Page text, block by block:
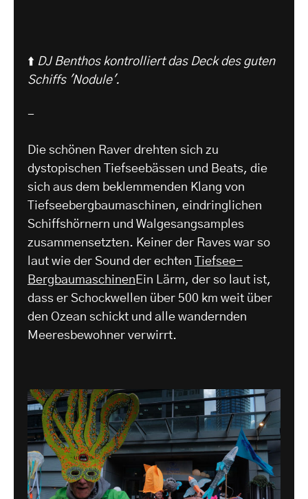
⬆️ DJ Benthos kontrolliert das Deck des guten
Schiffs 'Nodule'.
-
Die schönen Raver drehten sich zu
dystopischen Tiefseebässen und Beats, die
sich aus dem beklemmenden Klang von
Tiefseebergbaumaschinen, eindringlichen
Schiffshörnern und Walgesangsamples
zusammensetzten. Keiner der Raves war so
laut wie der Sound der echten
Tiefsee-
Bergbaumaschinen Ein Lärm, der so laut ist,
dass er Schockwellen über 500 km weit über
den Ozean schickt und alle wandernden
Meeresbewohner verwirrt.